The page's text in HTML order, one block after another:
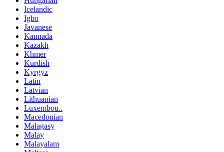
Icelandic
Igbo
Javanese
Kannada
Kazakh
Khmer
Kurdish
Kyrgyz
Latin
Latvian
Lithuanian
Luxembou..
Macedonian
Malagasy
Malay
Malayalam